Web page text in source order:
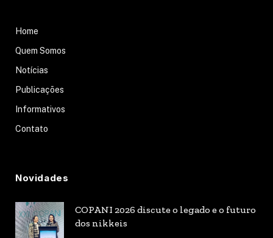
Home
Quem Somos
Notícias
Publicações
Informativos
Contato
Novidades
COPANI 2026 discute o legado e o futuro
dos nikkeis